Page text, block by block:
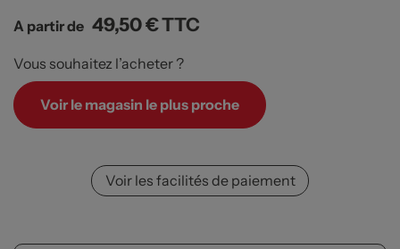
A partir de 49,50 €TTC
Vous souhaitez l’acheter ?
Voir le magasin le plus proche
Voir les facilités de paiement